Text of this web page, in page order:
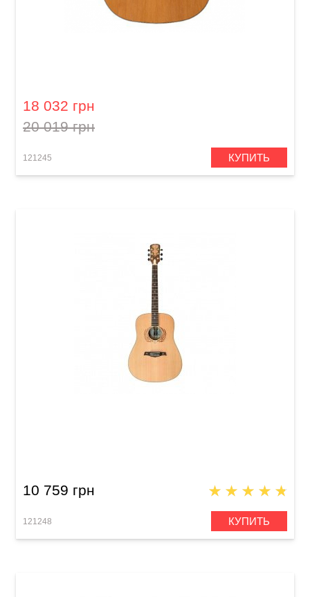
18 032 грн
20 019 грн
121245 КУПИТЬ
10 759 грн
121248 КУПИТЬ